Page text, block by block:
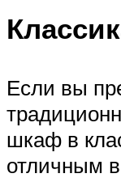
Если вы
шкаф в
отличным